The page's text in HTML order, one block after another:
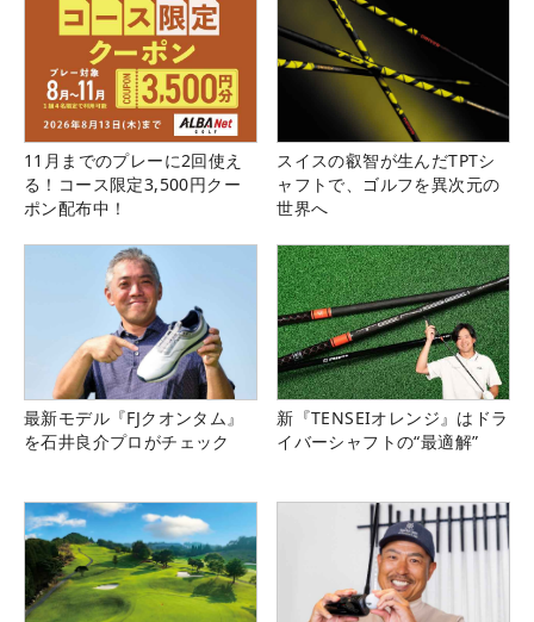
11月までのプレーに2回使え
る！コース限定3,500円クー
ポン配布中！
スイスの叡智が生んだTPTシ
ャフトで、ゴルフを異次元の
世界へ
最新モデル『FJクオンタム』
を石井良介プロがチェック
新『TENSEIオレンジ』はドラ
イバーシャフトの“最適解”